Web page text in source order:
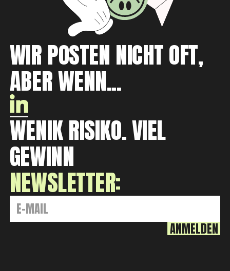
WIR POSTEN NICHT OFT,
ABER WENN...
WENIK RISIKO. VIEL
GEWINN
NEWSLETTER: